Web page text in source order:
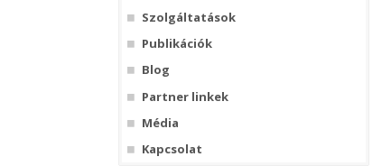
Szolgáltatások
Publikációk
Blog
Partner linkek
Média
Kapcsolat